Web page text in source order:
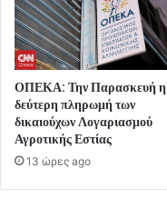
ΟΠΕΚΑ: Την Παρασκευή η
δεύτερη πληρωμή των
δικαιούχων Λογαριασμού
Αγροτικής Εστίας
13 ώρες ago